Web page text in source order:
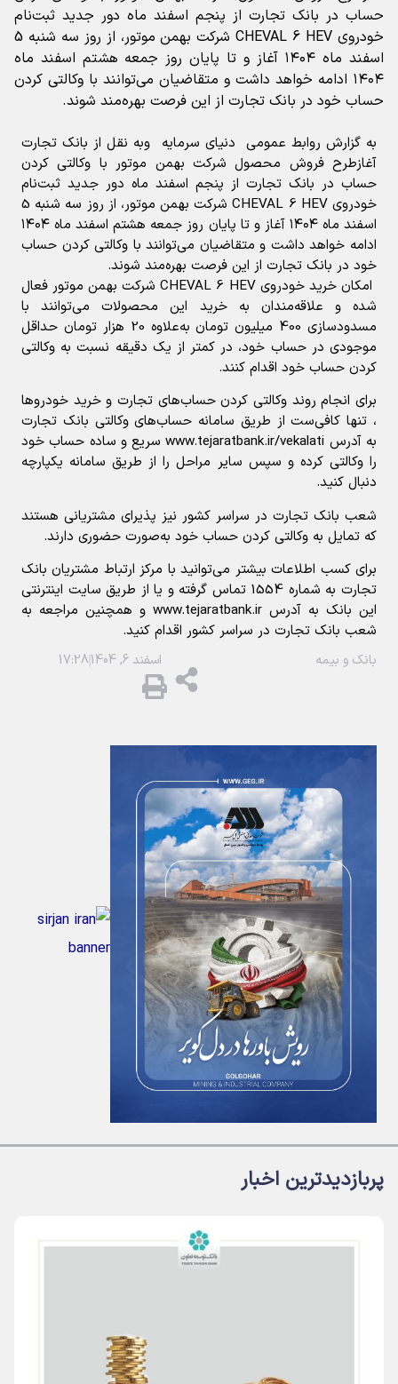
حساب در بانک تجارت از پنجم اسفند ماه دور جدید ثبت‌نام
خودروی CHEVAL 6 HEV شرکت بهمن موتور، از روز سه شنبه 5
اسفند ماه ۱۴۰۴ آغاز و تا پایان روز جمعه هشتم اسفند ماه
۱۴۰۴ ادامه خواهد داشت و متقاضیان می‌توانند با وکالتی کردن
حساب خود در بانک تجارت از این فرصت بهر‌ه‌مند شوند.
به گزارش روابط عمومی دنیای سرمایه وبه نقل از بانک تجارت
آغازطرح فروش محصول شرکت بهمن موتور با وکالتی کردن
حساب در بانک تجارت از پنجم اسفند ماه دور جدید ثبت‌نام
خودروی CHEVAL 6 HEV شرکت بهمن موتور، از روز سه شنبه 5
اسفند ماه ۱۴۰۴ آغاز و تا پایان روز جمعه هشتم اسفند ماه ۱۴۰۴
ادامه خواهد داشت و متقاضیان می‌توانند با وکالتی کردن حساب
خود در بانک تجارت از این فرصت بهر‌ه‌مند شوند.
امکان خرید خودرویCHEVAL 6 HEVشرکت بهمن موتور فعال
شده و علاقه‌مندان به خرید این محصولات می‌توانند با
مسدودسازی 400 میلیون تومان به‌علاوه 20 هزار تومان حداقل
موجودی در حساب خود، در کمتر از یک دقیقه نسبت به وکالتی
کردن حساب خود اقدام کنند.
برای انجام روند وکالتی کردن حساب‌های تجارت و خرید خودروها
، تنها کافی‌ست از طریق سامانه حساب‌های وکالتی بانک تجارت
به آدرس www.tejaratbank.ir/vekalati سریع و ساده حساب خود
را وکالتی کرده و سپس سایر مراحل را از طریق سامانه یکپارچه
دنبال کنید.
شعب بانک تجارت در سراسر کشور نیز پذیرای مشتریانی هستند
که تمایل به وکالتی کردن حساب خود به‌صورت حضوری دارند.
برای کسب اطلاعات بیشتر می‌توانید با مرکز ارتباط مشتریان بانک
تجارت به شماره 1554 تماس گرفته و یا از طریق سایت اینترنتی
این بانک به آدرس www.tejaratbank.ir و همچنین مراجعه به
شعب بانک تجارت در سراسر کشور اقدام کنید.
بانک و بیمه اسفند 6, 1404 17:28
پربازدیدترین اخبار